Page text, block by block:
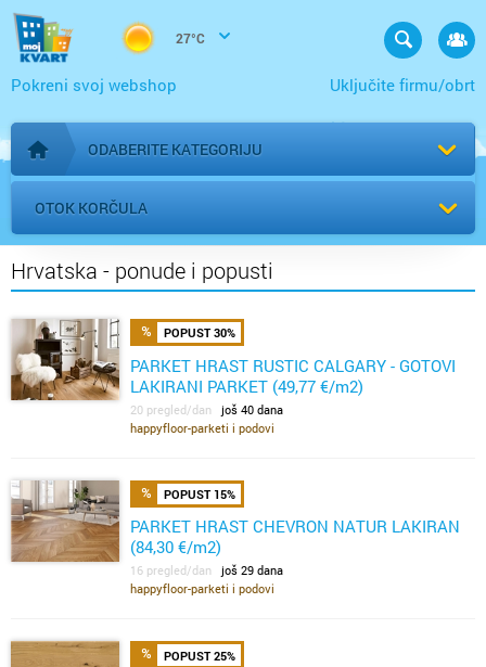
27°C
Uključite firmu/obrt
Pokreni svoj webshop
Početna stranica
ODABERITE KATEGORIJU
OTOK KORČULA
Hrvatska - ponude i popusti
POPUST 30%
PARKET HRAST RUSTIC CALGARY - GOTOVI
LAKIRANI PARKET (49,77 €/m2)
20 pregled/dan još 40 dana
happyfloor-parketi i podovi
POPUST 15%
PARKET HRAST CHEVRON NATUR LAKIRAN
(84,30 €/m2)
16 pregled/dan još 29 dana
happyfloor-parketi i podovi
POPUST 25%